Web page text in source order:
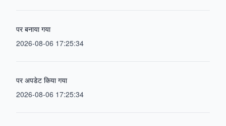
पर बनाया गया
2026-08-06 17:25:34
पर अपडेट किया गया
2026-08-06 17:25:34